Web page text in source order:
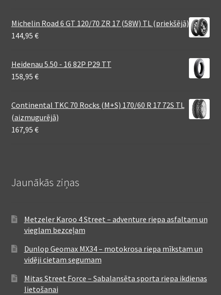
Michelin Road 6 GT 120/70 ZR 17 (58W) TL (priekšējā)
144,95 €
Heidenau 5.50 - 16 82P P29 TT
158,95 €
Continental TKC 70 Rocks (M+S) 170/60 R 17 72S TL
(aizmugurējā)
167,95 €
Jaunākās ziņas
Metzeler Karoo 4 Street – adventure riepa asfaltam un
vieglam bezceļam
Dunlop Geomax MX34 – motokrosa riepa mīkstam un
vidēji cietam segumam
Mitas Street Force – Sabalansēta sporta riepa ikdienas
lietošanai